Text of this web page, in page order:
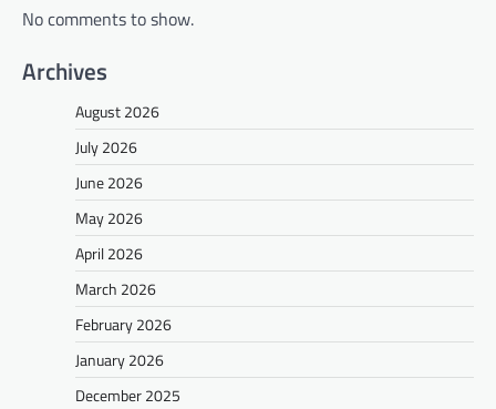
No comments to show.
Archives
August 2026
July 2026
June 2026
May 2026
April 2026
March 2026
February 2026
January 2026
December 2025